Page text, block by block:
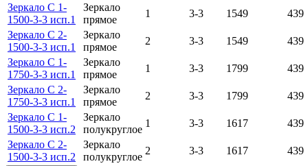
Зеркало С 1-
1500-3-3 исп.1
Зеркало
прямое
1 3-3 1549
439
Зеркало С 2-
1500-3-3 исп.1
Зеркало
прямое
2 3-3 1549
439
Зеркало С 1-
1750-3-3 исп.1
Зеркало
прямое
1 3-3 1799
439
Зеркало С 2-
1750-3-3 исп.1
Зеркало
прямое
2 3-3 1799
439
Зеркало С 1-
1500-3-3 исп.2
Зеркало
полукруглое
1 3-3 1617
439
Зеркало С 2-
1500-3-3 исп.2
Зеркало
полукруглое
2 3-3 1617 439